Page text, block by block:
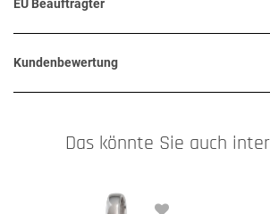
EU Beauftragter
Kundenbewertung
Das könnte Sie auch